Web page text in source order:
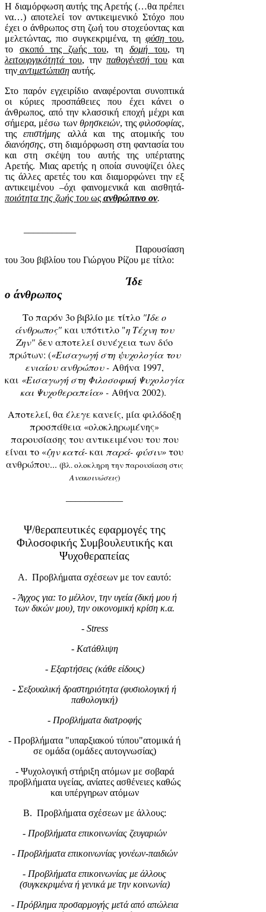
Η διαμόρφωση αυτής της Αρετής (…θα πρέπει
να…) αποτελεί τον αντικειμενικό Στόχο που
έχει ο άνθρωπος στη ζωή του στοχεύοντας και
μελετώντας, πιο συγκεκριμένα, τη φύση του,
το σκοπό της ζωής του, τηδομή του, τη
λειτουργικότητά του, τηνπαθογένεσή του και
την αντιμετώπιση αυτής.
Στο παρόν εγχειρίδιο αναφέρονται συνοπτικά
οι κύριες προσπάθειες που έχει κάνει ο
άνθρωπος, από την κλασσική εποχή μέχρι και
σήμερα, μέσω των θρησκειών, τηςφιλοσοφίας,
τηςεπιστήμης
αλλά και της ατομικής του
διανόησης, στη διαμόρφωση στη φαντασία του
και στη σκέψη του αυτής της υπέρτατης
Αρετής. Μιας αρετής η οποία συνοψίζει όλες
τις άλλες αρετές του και διαμορφώνει την εξ
αντικειμένου –όχι φαινομενικά και αισθητά-
ποιότητα της ζωής του ως ανθρώπινο ον.
Παρουσίαση
του 3ου βιβλίου του Γιώργου Ρίζου με τίτλο:
Ίδε
ο άνθρωπος
Το παρόν 3ο βιβλίο με τίτλο "Ιδε ο
άνθρωπος" και υπότιτλο "η Τέχνη του
Ζην" δεν αποτελεί συνέχεια των δύο
πρώτων: («Εισαγωγή στη ψυχολογία του
ενιαίου ανθρώπου - Αθήνα 1997,
και «Εισαγωγή στη Φιλοσοφική Ψυχολογία
και Ψυχοθεραπεία» - Αθήνα 2002).
Αποτελεί, θα έλεγε κανείς, μία φιλόδοξη
προσπάθεια «ολοκληρωμένης»
παρουσίασης του αντικειμένου του που
είναι το «ζην κατά-και παρά- φύσιν»του
ανθρώπου... (βλ. ολοκληρη την παρουσίαση στις
Ανακοινώσεις)
Ψ/θεραπευτικές εφαρμογές της
Φιλοσοφικής Συμβουλευτικής και
Ψυχοθεραπείας
Α. Προβλήματα σχέσεων με τον εαυτό:
- Άγχος για: το μέλλον, την υγεία (δική μου ή
των δικών μου), την οικονομική κρίση κ.α.
- Stress
- Κατάθλιψη
- Εξαρτήσεις (κάθε είδους)
- Σεξουαλική δραστηριότητα (φυσιολογική ή
παθολογική)
- Προβλήματα διατροφής
- Προβλήματα "υπαρξιακού τύπου"ατομικά ή
σε ομάδα (ομάδες αυτογνωσίας)
- Ψυχολογική στήριξη ατόμων με σοβαρά
προβλήματα υγείας, ανίατες ασθένειες καθώς
και υπέργηρων ατόμων
Β. Προβλήματα σχέσεων με άλλους:
- Προβλήματα επικοινωνίας ζευγαριών
- Προβλήματα επικοινωνίας γονέων-παιδιών
- Προβλήματα επικοινωνίας με άλλους
(συγκεκριμένα ή γενικά με την κοινωνία)
- Πρόβλημα προσαρμογής μετά από απώλεια